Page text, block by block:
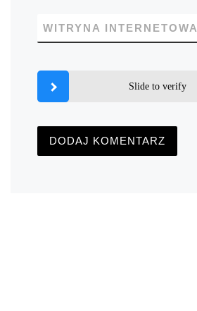
WITRYNA INTERNETOWA
Slide to verify